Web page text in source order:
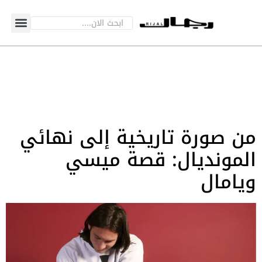
من صورة تاريخية إلى نهائي
المونديال: قصة ميسي
ويامال